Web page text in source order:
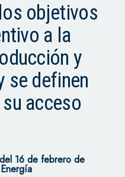
objetivos
a la
y
se definen
acceso
16 de febrero de